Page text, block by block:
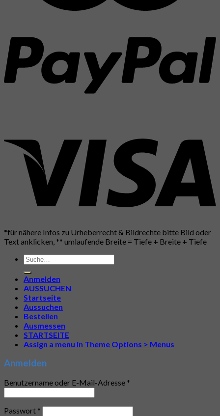
*für nähere Infos zu Urheberrecht & Bildrechte bitte Bild oder
Text anklicken, ** umlaufende Breite = Tiefe + Breite + Tiefe
Suche
nach:
Anmelden
AUSSUCHEN
Startseite
Aussuchen
Bestellen
Ausmessen
STARTSEITE
Assign a menu in Theme Options > Menus
Anmelden
Benutzername oder E-Mail-Adresse *
Passwort *